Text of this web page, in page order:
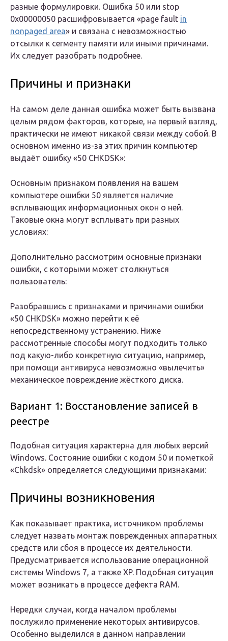
разные формулировки. Ошибка 50 или stop
0x00000050 расшифровывается «page fault in
nonpaged area» и связана с невозможностью
отсылки к сегменту памяти или иными причинами.
Их следует разобрать подробнее.
Причины и признаки
На самом деле данная ошибка может быть вызвана
целым рядом факторов, которые, на первый взгляд,
практически не имеют никакой связи между собой. В
основном именно из-за этих причин компьютер
выдаёт ошибку «50 CHKDSK»:
Основным признаком появления на вашем
компьютере ошибки 50 является наличие
всплывающих информационных окон о ней.
Таковые окна могут всплывать при разных
условиях:
Дополнительно рассмотрим основные признаки
ошибки, с которыми может столкнуться
пользователь:
Разобравшись с признаками и причинами ошибки
«50 CHKDSK» можно перейти к её
непосредственному устранению. Ниже
рассмотренные способы могут подходить только
под какую-либо конкретную ситуацию, например,
при помощи антивируса невозможно «вылечить»
механическое повреждение жёсткого диска.
Вариант 1: Восстановление записей в
реестре
Подобная ситуация характерна для любых версий
Windows. Состояние ошибки с кодом 50 и пометкой
«Chkdsk» определяется следующими признаками:
Причины возникновения
Как показывает практика, источником проблемы
следует назвать монтаж поврежденных аппаратных
средств или сбоя в процессе их деятельности.
Предусматривается использование операционной
системы Windows 7, а также XP. Подобная ситуация
может возникать в процессе дефекта RAM.
Нередки случаи, когда началом проблемы
послужило применение некоторых антивирусов.
Особенно выделился в данном направлении